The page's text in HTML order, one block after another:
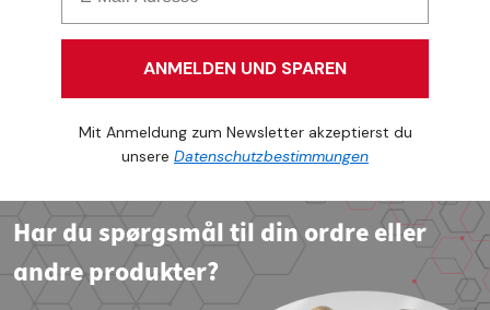
ANMELDEN UND SPAREN
Mit Anmeldung zum Newsletter akzeptierst du
unsere Datenschutzbestimmungen
Har du spørgsmål til din ordre eller
andre produkter?